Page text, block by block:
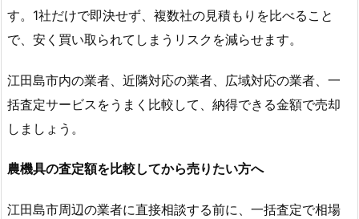
す。1社だけで即決せず、複数社の見積もりを比べること
で、安く買い取られてしまうリスクを減らせます。
江田島市内の業者、近隣対応の業者、広域対応の業者、一
括査定サービスをうまく比較して、納得できる金額で売却
しましょう。
農機具の査定額を比較してから売りたい方へ
江田島市周辺の業者に直接相談する前に、一括査定で相場